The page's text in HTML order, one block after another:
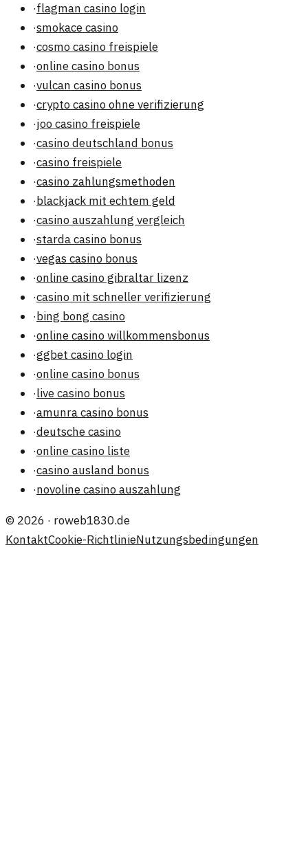
·flagman casino login
·smokace casino
·cosmo casino freispiele
·online casino bonus
·vulcan casino bonus
·crypto casino ohne verifizierung
·joo casino freispiele
·casino deutschland bonus
·casino freispiele
·casino zahlungsmethoden
·blackjack mit echtem geld
·casino auszahlung vergleich
·starda casino bonus
·vegas casino bonus
·online casino gibraltar lizenz
·casino mit schneller verifizierung
·bing bong casino
·online casino willkommensbonus
·ggbet casino login
·online casino bonus
·live casino bonus
·amunra casino bonus
·deutsche casino
·online casino liste
·casino ausland bonus
·novoline casino auszahlung
© 2026 · roweb1830.de
KontaktCookie-RichtlinieNutzungsbedingungen